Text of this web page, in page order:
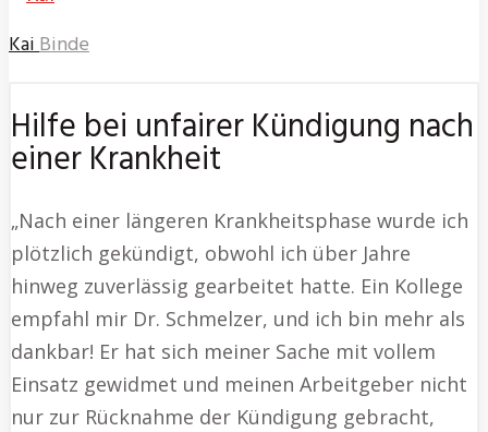
KaiBinde
Hilfe bei unfairer Kündigung nach
einer Krankheit
„Nach einer längeren Krankheitsphase wurde ich
plötzlich gekündigt, obwohl ich über Jahre
hinweg zuverlässig gearbeitet hatte. Ein Kollege
empfahl mir Dr. Schmelzer, und ich bin mehr als
dankbar! Er hat sich meiner Sache mit vollem
Einsatz gewidmet und meinen Arbeitgeber nicht
nur zur Rücknahme der Kündigung gebracht,